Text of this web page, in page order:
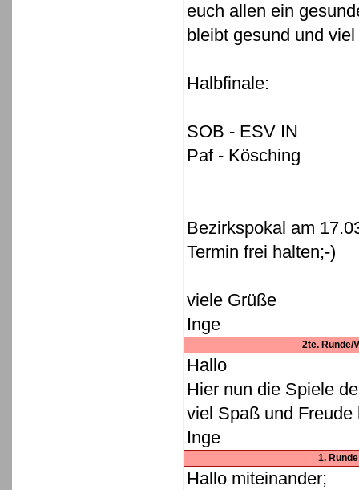
euch allen ein
bleibt gesund und
Halbfinale:
SOB - ESV IN
Paf - Kösching
Bezirkspokal am
Termin frei halten;-)
viele Grüße
Inge
2te. Runde/
Hallo
Hier nun die Spiele
viel Spaß und Freude
Inge
1.
Hallo miteinander;